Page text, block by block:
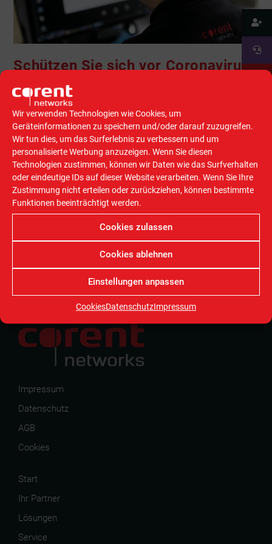
Wir verwenden Technologien wie Cookies, um
Geräteinformationen zu speichern und/oder darauf zuzugreifen.
Wir tun dies, um das Surferlebnis zu verbessern und um
personalisierte Werbung anzuzeigen. Wenn Sie diesen
Technologien zustimmen, können wir Daten wie das Surfverhalten
oder eindeutige IDs auf dieser Website verarbeiten. Wenn Sie Ihre
Zustimmung nicht erteilen oder zurückziehen, können bestimmte
Funktionen beeinträchtigt werden.
Cookies zulassen
Cookies ablehnen
Einstellungen anpassen
CookiesDatenschutzImpressum
Schützen Sie sich vor Coronavirus-
Phishing-Mails!
Anja Eckstein 10. März 2020
0 Kommentare
Die Ungewissheit steigt! Jetzt droht auch online
'Ansteckungsgefahr'! Wir zeigen, wie Sie sich schützen...
Weiterlesen
Impressum
Datenschutz
AGB
Cookies
Start
Ihr Partner
Lösungen
Service